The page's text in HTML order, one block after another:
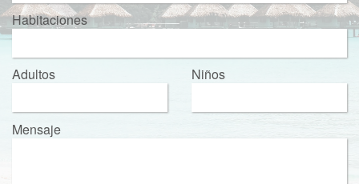
Habitaciones
Adultos Niños
Mensaje